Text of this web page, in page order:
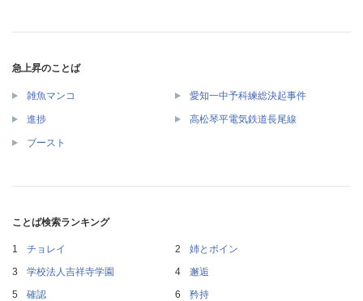
急上昇のことば
雑魚マンコ 愛知一中予科練総決起事件
進捗 高松琴平電気鉄道長尾線
ブースト
ことば検索ランキング
チョレイ
姉とボイン
学校法人吉祥寺学園
邂逅
確認
矜持